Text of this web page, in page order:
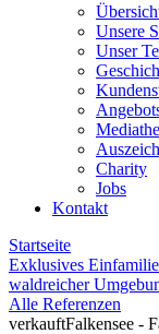
Unsere
Unser
Charity
Jobs
Kontakt
Startseite
Exklusives
waldreicher
Alle Referenzen
verkauftFalkensee -